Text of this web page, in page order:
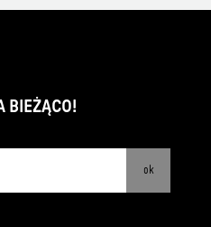
BIEŻĄCO!
ok